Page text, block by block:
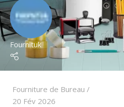
Fournituk
Fourniture de Bureau
20 Fév 2026